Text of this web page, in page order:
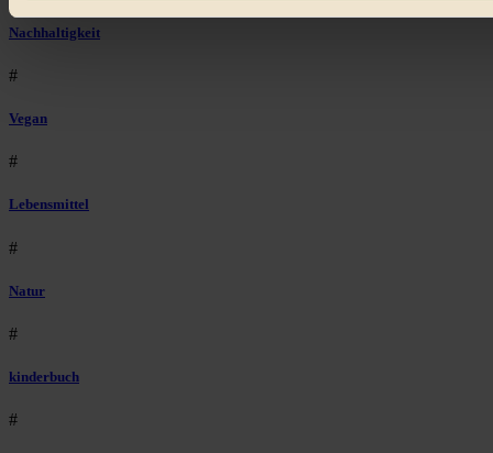
Bist du damit einverstanden?
Nachhaltigkeit
#
Vegan
#
Lebensmittel
#
Natur
#
kinderbuch
#